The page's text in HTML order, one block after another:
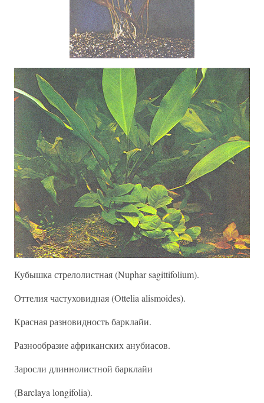
Кубышка стрелолистная (Nuphar sagittifolium).
Оттелия частуховидная (Ottelia alismoides).
Красная разновидность барклайи.
Разнообразие африканских анубиасов.
Заросли длиннолистной барклайи
(Barclaya longifolia).